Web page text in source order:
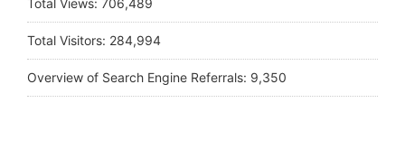
Total Views: 706,489
Total Visitors: 284,994
Overview of Search Engine Referrals: 9,350